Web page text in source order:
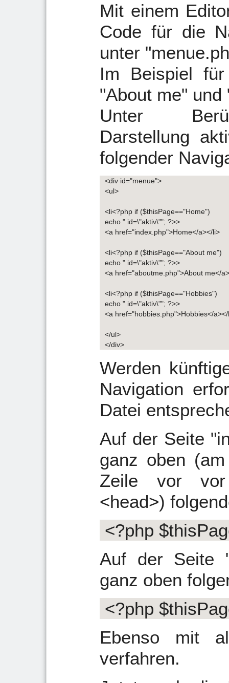
Mit einem
Code für die
unter
Im Beispiel
"About me" und
Unter
Darstellung
folgender
<div id="menue">
<ul>
<li<?php if ($thisPage=="Home")
echo " id=\"aktiv\""; ?>>
<a href="index.php">Home</a></li>
<li<?php if ($thisPage=="About me")
echo " id=\"aktiv\""; ?>>
<a href="aboutme.php">About me</
<li<?php if ($thisPage=="Hobbies")
echo " id=\"aktiv\""; ?>>
<a href="hobbies.php">Hobbies</
</ul>
</div>
Werden
Navigation
Datei
Auf der Seite
ganz oben
Zeile vor
<head>)
<?php
Auf der Seite
ganz oben
<?php
Ebenso mit
verfahren.